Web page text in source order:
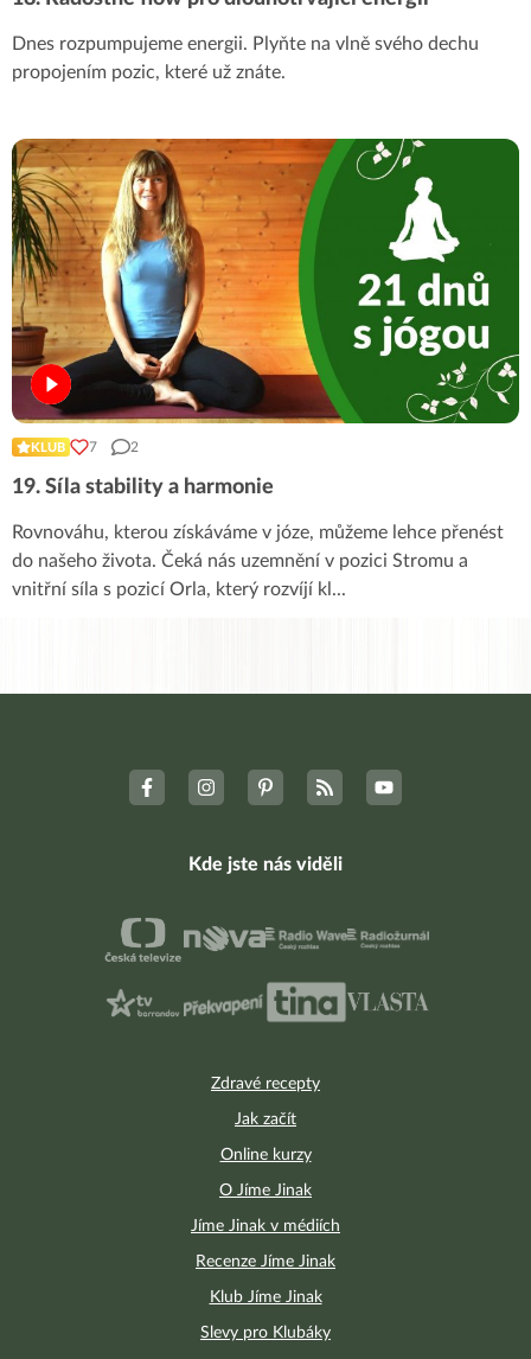
Dnes rozpumpujeme energii. Plyňte na vlně svého dechu
propojením pozic, které už znáte.
KLUB 7 2
19. Síla stability a harmonie
Rovnováhu, kterou získáváme v józe, můžeme lehce přenést
do našeho života. Čeká nás uzemnění v pozici Stromu a
vnitřní síla s pozicí Orla, který rozvíjí kl ...
Zdravé recepty
Jak začít
Online kurzy
O Jíme Jinak
Jíme Jinak v médiích
Recenze Jíme Jinak
Klub Jíme Jinak
Slevy pro Klubáky
Kde jste nás viděli